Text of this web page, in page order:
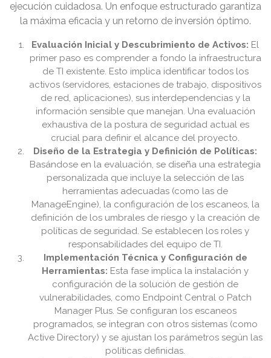
ejecución cuidadosa. Un enfoque estructurado garantiza
la máxima eficacia y un retorno de inversión óptimo.
Evaluación Inicial y Descubrimiento de Activos: El
primer paso es comprender a fondo la infraestructura
de TI existente. Esto implica identificar todos los
activos (servidores, estaciones de trabajo, dispositivos
de red, aplicaciones), sus interdependencias y la
información sensible que manejan. Una evaluación
exhaustiva de la postura de seguridad actual es
crucial para definir el alcance del proyecto.
Diseño de la Estrategia y Definición de Políticas:
Basándose en la evaluación, se diseña una estrategia
personalizada que incluye la selección de las
herramientas adecuadas (como las de
ManageEngine), la configuración de los escaneos, la
definición de los umbrales de riesgo y la creación de
políticas de seguridad. Se establecen los roles y
responsabilidades del equipo de TI.
Implementación Técnica y Configuración de
Herramientas: Esta fase implica la instalación y
configuración de la solución de gestión de
vulnerabilidades, como Endpoint Central o Patch
Manager Plus. Se configuran los escaneos
programados, se integran con otros sistemas (como
Active Directory) y se ajustan los parámetros según las
políticas definidas.